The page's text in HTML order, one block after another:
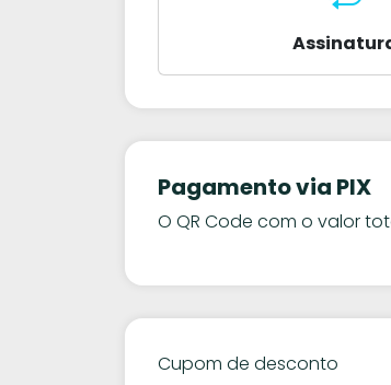
Pagamento via PIX
O QR Code com o valor
Cupom de desconto